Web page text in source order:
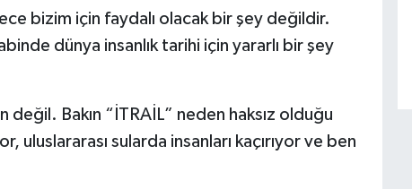
bizim için faydalı olacak bir şey değildir.
dünya insanlık tarihi için yararlı bir şey
Bakın “İTRAİL” neden haksız olduğu
uluslararası sularda insanları kaçırıyor ve ben